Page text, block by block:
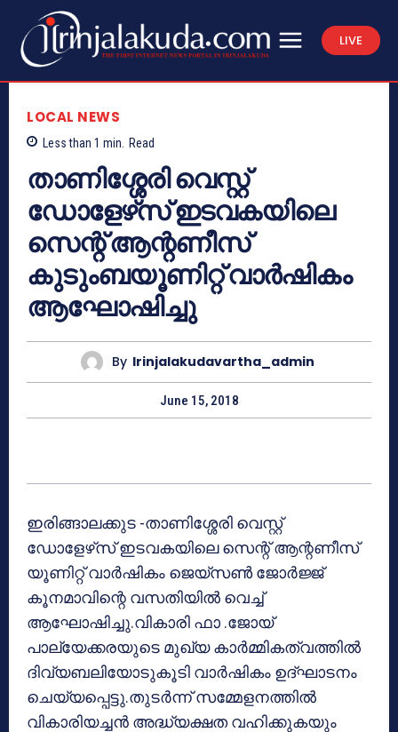
LIVE
LOCAL NEWS
Less than 1 min. Read
താണിശ്ശേരി വെസ്റ്റ്
ഡോളേഴ്‌സ് ഇടവകയിലെ
സെന്റ് ആന്റണീസ്
കുടുംബയൂണിറ്റ് വാര്‍ഷികം
ആഘോഷിച്ചു
By Irinjalakudavartha_admin
June 15, 2018
ഇരിങ്ങാലക്കുട -താണിശ്ശേരി വെസ്റ്റ്
ഡോളേഴ്‌സ് ഇടവകയിലെ സെന്റ് ആന്റണീസ്
യൂണിറ്റ് വാര്‍ഷികം ജെയ്‌സണ്‍ ജോര്‍ജ്ജ്
കൂനമാവിന്റെ വസതിയില്‍ വെച്ച്
ആഘോഷിച്ചു.വികാരി ഫാ .ജോയ്
പാല്യേക്കരയുടെ മുഖ്യ കാര്‍മ്മികത്വത്തില്‍
ദിവ്യബലിയോടുകൂടി വാര്‍ഷികം ഉദ്ഘാടനം
ചെയ്യപ്പെട്ടു.തുടര്‍ന്ന് സമ്മേളനത്തില്‍
വികാരിയച്ചന്‍ അദ്ധ്യക്ഷത വഹിക്കുകയും